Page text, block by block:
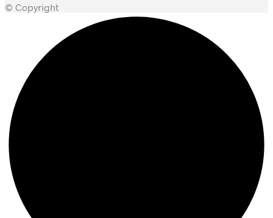
© Copyright